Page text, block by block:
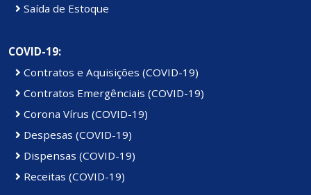
Saída de Estoque
COVID-19:
Contratos e Aquisições (COVID-19)
Contratos Emergênciais (COVID-19)
Corona Vírus (COVID-19)
Despesas (COVID-19)
Dispensas (COVID-19)
Receitas (COVID-19)